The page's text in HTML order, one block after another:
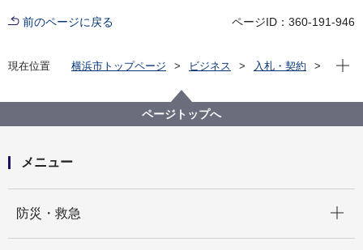
前のページに戻る ページID：360-191-946
現在位置 横浜市トップページ ビジネス
入札・契約
【契約結果公表】【公募型プロポーザル】オリンピッ
ク・パラリンピック賑わい創出テイクアウト・デリバ
現在
ページトップへ
メニュー
防災・救急